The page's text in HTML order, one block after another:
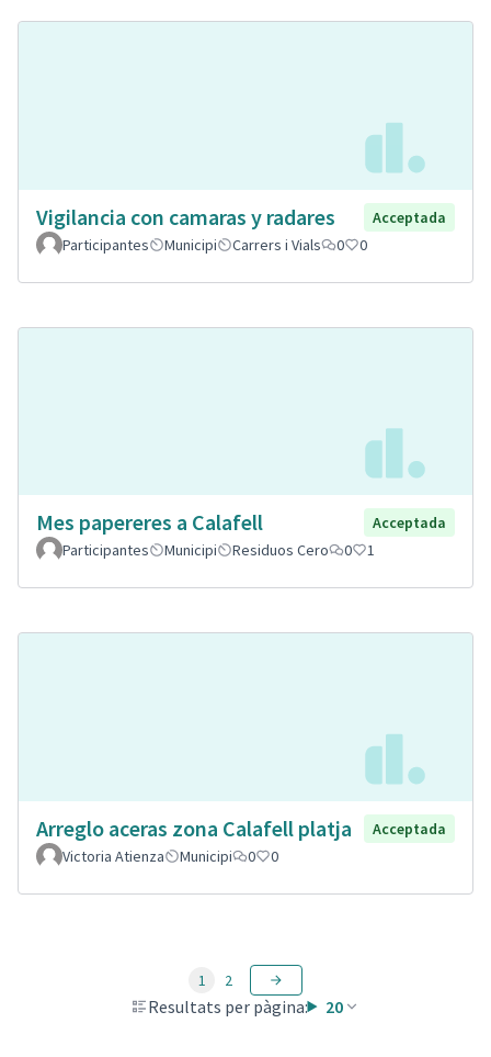
Vigilancia con camaras y radares
Acceptada
Participantes
Municipi Carrers i Vials 0 0
Mes papereres a Calafell
Acceptada
Participantes
Municipi Residuos Cero 0 1
Arreglo aceras zona Calafell platja
Acceptada
Victoria Atienza
Municipi 0 0
Resultats per pàgina: 20
1 2